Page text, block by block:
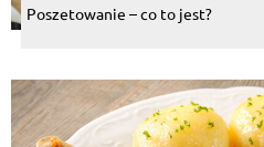
Poszetowanie – co to jest?